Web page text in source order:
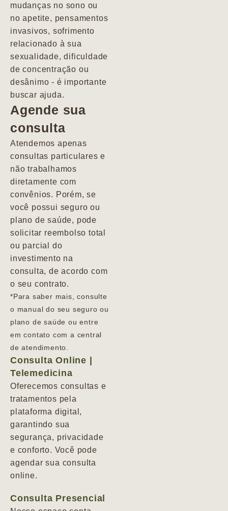
mudanças no sono ou
no apetite, pensamentos
invasivos, sofrimento
relacionado à sua
sexualidade, dificuldade
de concentração ou
desânimo - é importante
buscar ajuda.
Agende sua
consulta
Atendemos apenas
consultas particulares e
não trabalhamos
diretamente com
convênios. Porém, se
você possui seguro ou
plano de saúde, pode
solicitar reembolso total
ou parcial do
investimento na
consulta, de acordo com
o seu contrato.
*Para saber mais, consulte
o manual do seu seguro ou
plano de saúde ou entre
em contato com a central
de atendimento.
Consulta Online |
Telemedicina
Oferecemos consultas e
tratamentos pela
plataforma digital,
garantindo sua
segurança, privacidade
e conforto. Você pode
agendar sua consulta
online.
Consulta Presencial